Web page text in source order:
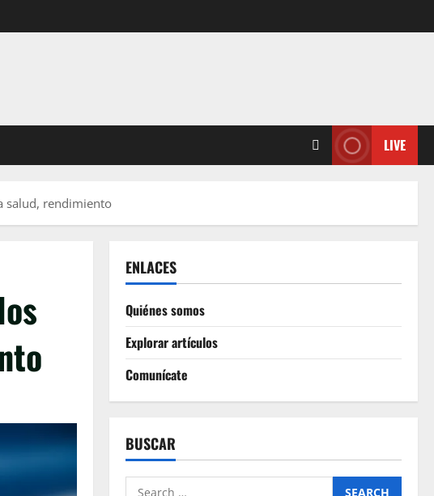
LIVE
salud, rendimiento
ENLACES
Quiénes somos
Explorar artículos
Comunícate
BUSCAR
Search